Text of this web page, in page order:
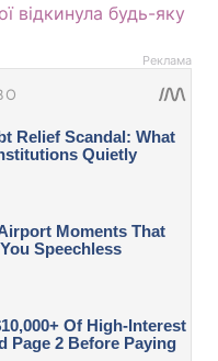
відкинула будь-яку
Реклама